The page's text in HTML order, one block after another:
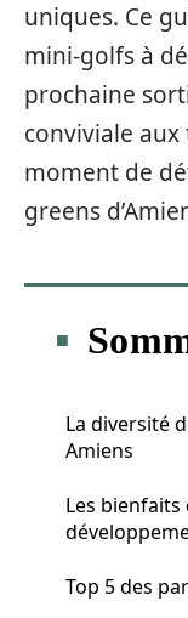
uniques. Ce
mini-golfs à
prochaine
conviviale aux
moment de
greens
La diversité
Amiens
Les
Top 5 des